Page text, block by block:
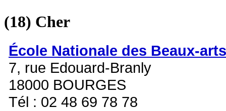
(18) Cher
École Nationale des Beaux-arts
7, rue Edouard-Branly
18000 BOURGES
Tél : 02 48 69 78 78